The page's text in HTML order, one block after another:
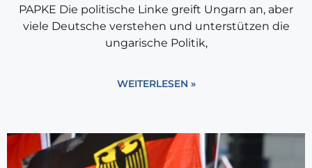
PAPKE Die politische Linke greift Ungarn an, aber
viele Deutsche verstehen und unterstützen die
ungarische Politik,
WEITERLESEN »